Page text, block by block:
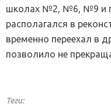
школах №2, №6, №9 и
располагался в
временно переехал в
позволило не
Теги: